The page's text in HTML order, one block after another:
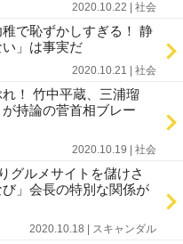
2020.10.22 | 社会
で恥ずかしすぎる！ 静
」は事実だ
2020.10.21 | 社会
！ 竹中平蔵、三浦瑠
持論の菅首相ブレー
2020.10.19 | 社会
グルメサイトを儲けさ
」会長の特別な関係が
2020.10.18 | スキャンダル